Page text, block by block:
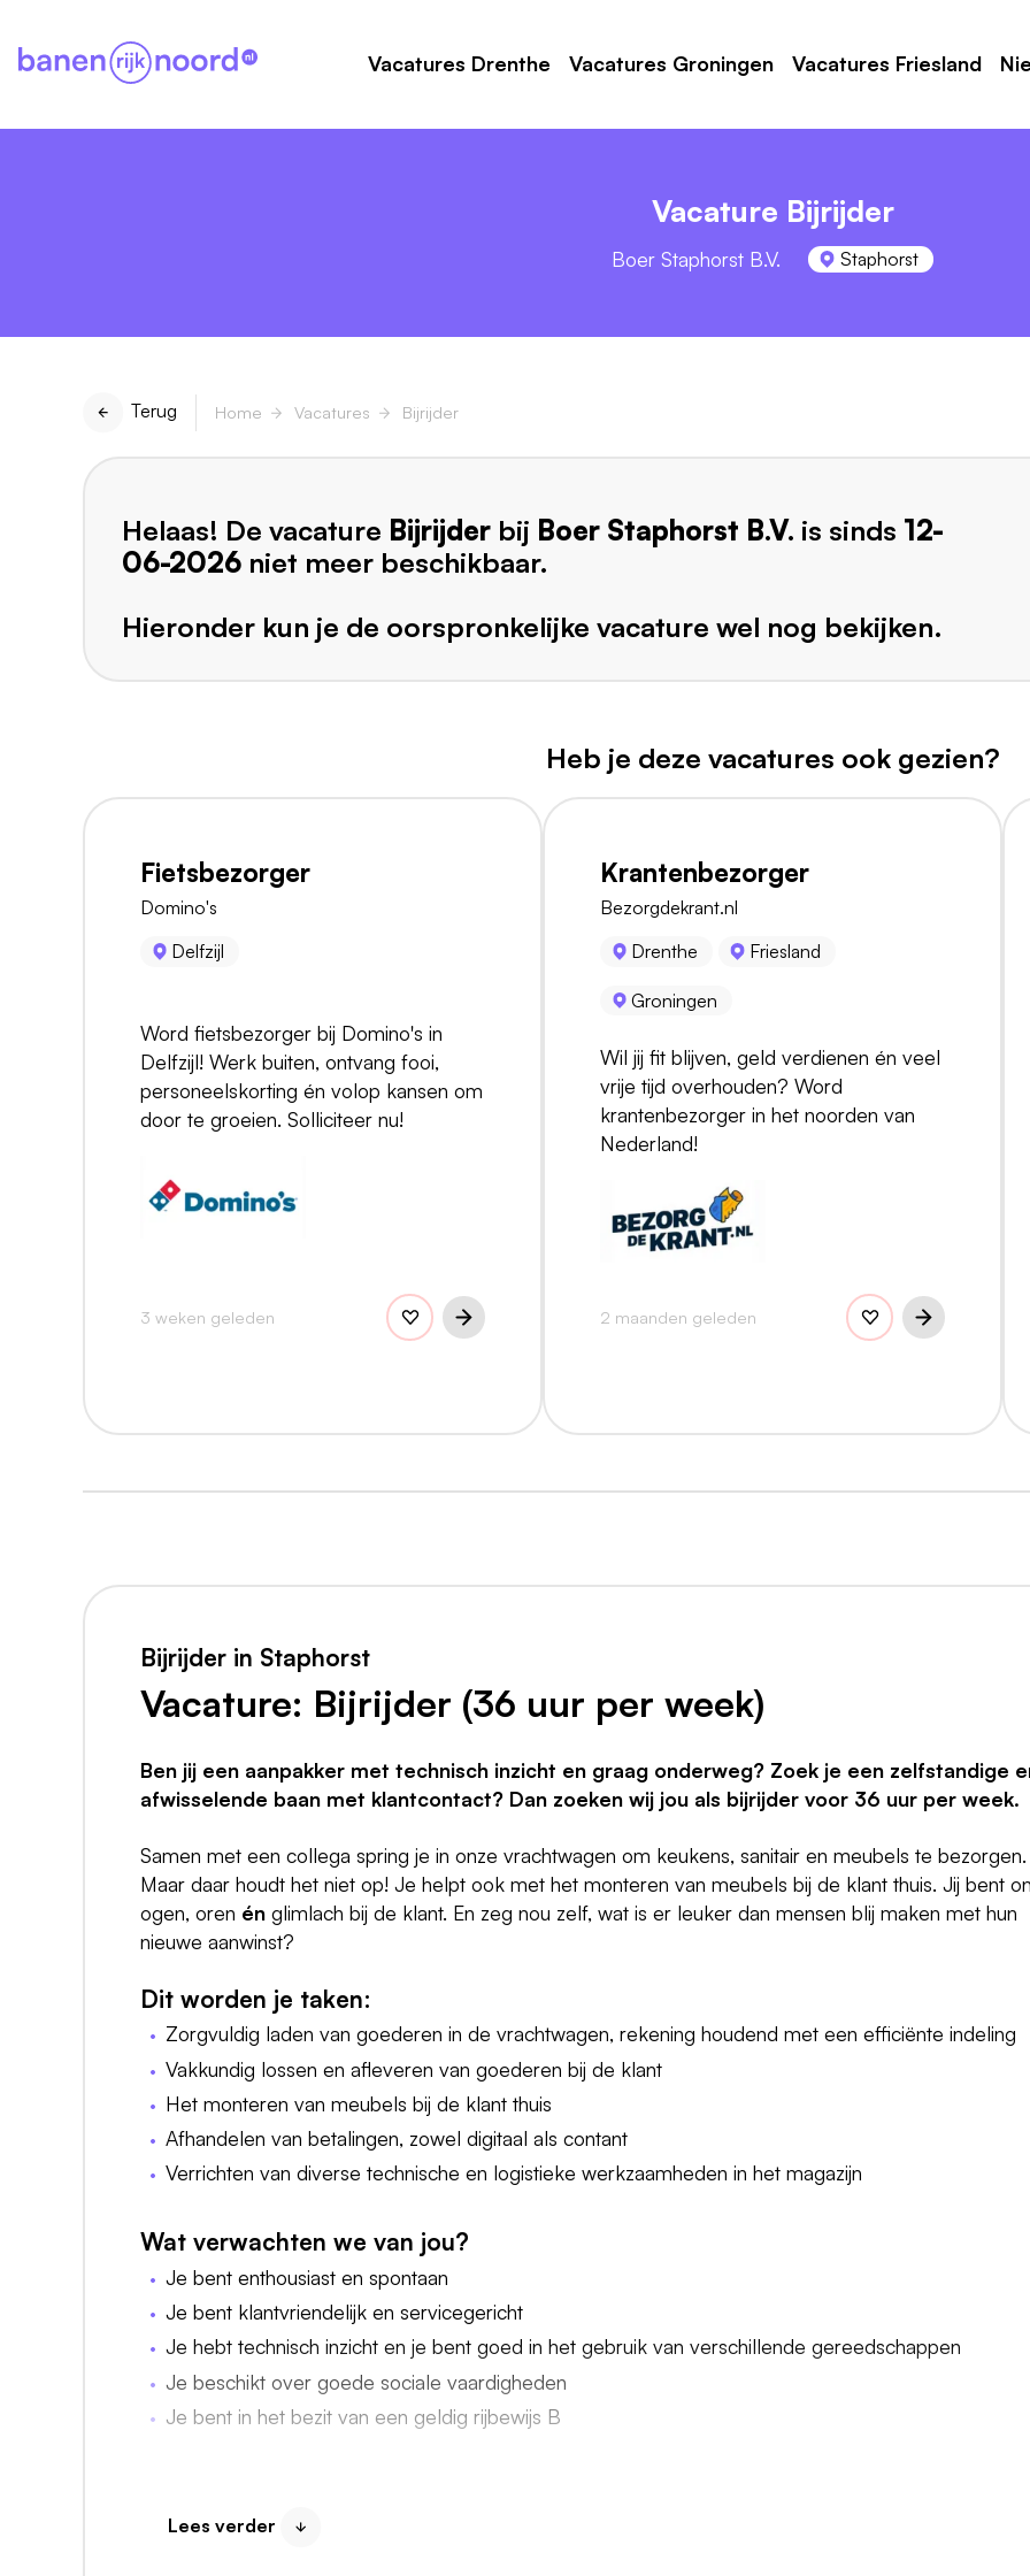
Vacatures Drenthe Vacatures Groningen Vacatures Friesland
Vacature Bijrijder
Boer Staphorst B.V. Staphorst
Terug Home Vacatures Bijrijder
Helaas! De vacature Bijrijder bij Boer Staphorst B.V. is sinds 12-
06-2026 niet meer beschikbaar.
Hieronder kun je de oorspronkelijke vacature wel nog bekijken.
Heb je deze vacatures ook gezien?
Fietsbezorger
Domino's
Delfzijl
Word fietsbezorger bij Domino's in
Delfzijl! Werk buiten, ontvang fooi,
personeelskorting én volop kansen om
door te groeien. Solliciteer nu!
3 weken geleden
Krantenbezorger
Bezorgdekrant.nl
Drenthe
Friesland
Groningen
Wil jij fit blijven, geld verdienen én veel
vrije tijd overhouden? Word
krantenbezorger in het noorden van
Nederland!
2 maanden geleden
Bijrijder in Staphorst
Vacature: Bijrijder (36 uur per week)
Ben jij een aanpakker met technisch inzicht en graag onderweg? Zoek je een zelfstandige
afwisselende baan met klantcontact? Dan zoeken wij jou als bijrijder voor 36 uur per week.
Samen met een collega spring je in onze vrachtwagen om keukens, sanitair en meubels te bezorgen.
Maar daar houdt het niet op! Je helpt ook met het monteren van meubels bij de klant thuis. Jij bent
ogen, oren én glimlach bij de klant. En zeg nou zelf, wat is er leuker dan mensen blij maken met hun
nieuwe aanwinst?
Dit worden je taken:
Zorgvuldig laden van goederen in de vrachtwagen, rekening houdend met een efficiënte indeling
Vakkundig lossen en afleveren van goederen bij de klant
Het monteren van meubels bij de klant thuis
Afhandelen van betalingen, zowel digitaal als contant
Verrichten van diverse technische en logistieke werkzaamheden in het magazijn
Wat verwachten we van jou?
Je bent enthousiast en spontaan
Je bent klantvriendelijk en servicegericht
Je hebt technisch inzicht en je bent goed in het gebruik van verschillende gereedschappen
Je beschikt over goede sociale vaardigheden
Je bent in het bezit van een geldig rijbewijs B
Een prettige werksfeer in een enthousiast team
Lees verder